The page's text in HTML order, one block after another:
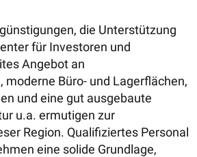
die Unterstützung
für Investoren und
Angebot an
moderne Büro- und Lagerflächen,
und eine gut ausgebaute
u.a. ermutigen zur
Region. Qualifiziertes Personal
eine solide Grundlage,